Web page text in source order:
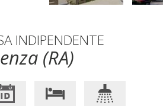
INDIPENDENTE
(RA)